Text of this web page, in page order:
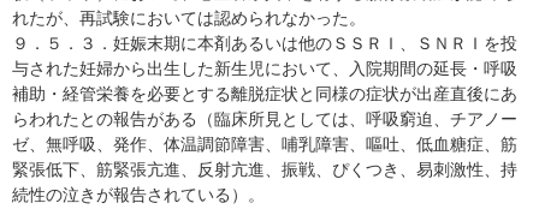
れたが、再試験においては認められなかった。
９．５．３．妊娠末期に本剤あるいは他のＳＳＲＩ、ＳＮＲＩを投
与された妊婦から出生した新生児において、入院期間の延長・呼吸
補助・経管栄養を必要とする離脱症状と同様の症状が出産直後にあ
らわれたとの報告がある（臨床所見としては、呼吸窮迫、チアノー
ゼ、無呼吸、発作、体温調節障害、哺乳障害、嘔吐、低血糖症、筋
緊張低下、筋緊張亢進、反射亢進、振戦、ぴくつき、易刺激性、持
続性の泣きが報告されている）。